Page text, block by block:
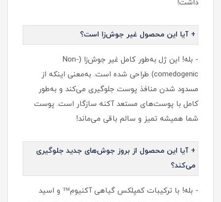
داشت!
+ آیا این محصول غیر جوش‌زا است؟
- بله! این ژل به‌طور کامل غیر جوش‌زا (Non-
comedogenic) طراحی شده است. به‌معنی اینکه از
مسدود شدن منافذ پوست جلوگیری می‌کند و به‌طور
کامل با پوست‌های مستعد آکنه سازگار است. پوست
شما همیشه تمیز و سالم باقی می‌ماند!
+ آیا این محصول از بروز جوش‌های جدید جلوگیری
می‌کند؟
- بله! با ترکیبات کمپلکس گیاهی آکنیوم™ و اسید